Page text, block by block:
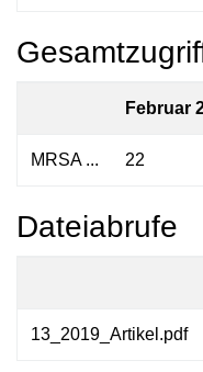
Februar
MRSA ... 22
Dateiabrufe
13_2019_Artikel.pdf